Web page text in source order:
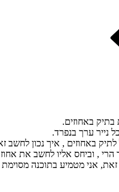
באחוזים.
נייר ערך בנפרד.
באחוזים , איך נכון לחשב
הרי , וביחס אליו לחשב את
אני מטמיע בתוכנה